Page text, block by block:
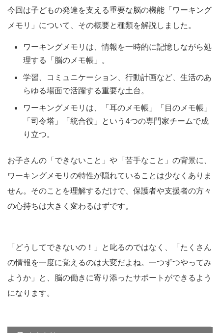
今回は子どもの発達を支える重要な脳の機能「ワーキング
メモリ」について、その概要と種類を解説しました。
ワーキングメモリは、情報を一時的に記憶しながら処
理する「脳のメモ帳」。
学習、コミュニケーション、行動計画など、生活のあ
らゆる場面で活躍する重要な土台。
ワーキングメモリは、「耳のメモ帳」「目のメモ帳」
「司令塔」「統合役」という4つの専門家チームで成
り立つ。
お子さんの「できないこと」や「苦手なこと」の背景に、
ワーキングメモリの特性が隠れていることは少なくありま
せん。そのことを理解するだけで、保護者や支援者の方々
の心持ちは大きく変わるはずです。
「どうしてできないの！」と叱るのではなく、「たくさん
の情報を一度に覚えるのは大変だよね。一つずつやってみ
ようか」と、脳の働きに寄り添ったサポートができるよう
になります。